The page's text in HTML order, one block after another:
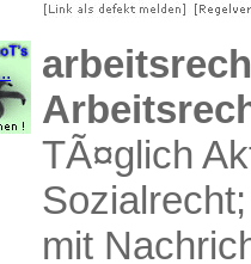
TÃ¤glich
mit